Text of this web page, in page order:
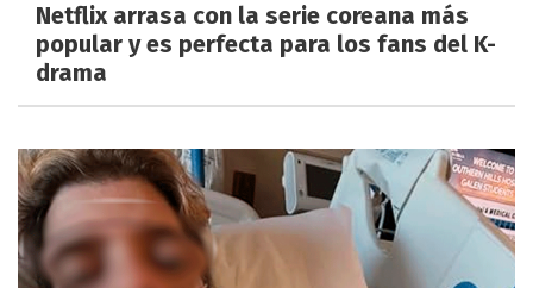
Netflix arrasa con la serie coreana más
popular y es perfecta para los fans del K-
drama